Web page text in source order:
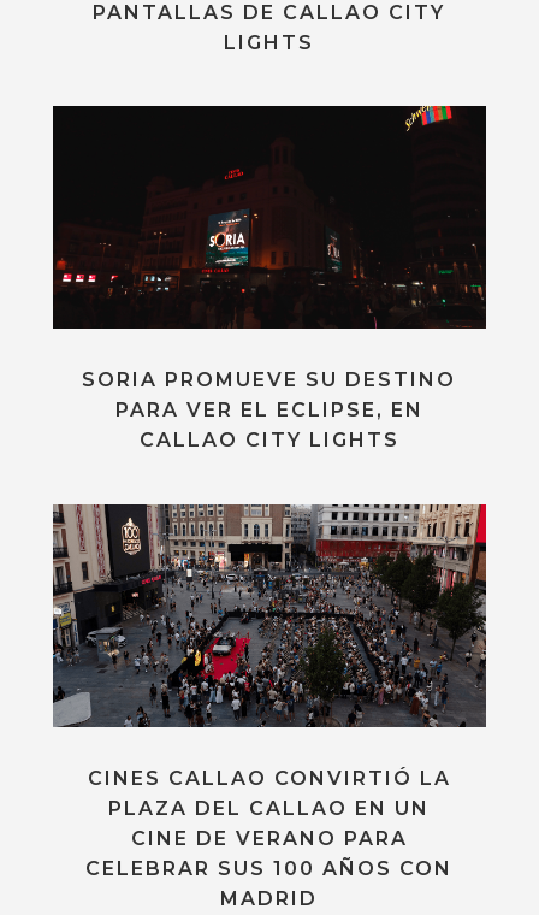
PANTALLAS DE CALLAO CITY
LIGHTS
SORIA PROMUEVE SU DESTINO
PARA VER EL ECLIPSE, EN
CALLAO CITY LIGHTS
CINES CALLAO CONVIRTIÓ LA
PLAZA DEL CALLAO EN UN
CINE DE VERANO PARA
CELEBRAR SUS 100 AÑOS CON
MADRID